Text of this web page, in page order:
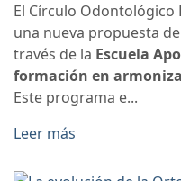
El Círculo Odontológico
una nueva propuesta
través de la Escuela
formación en
Este programa e...
Leer más